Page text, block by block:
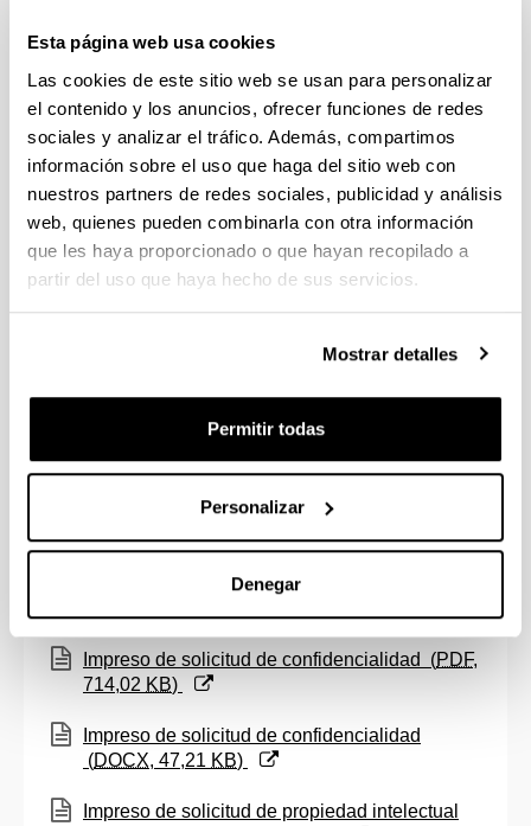
Esta página web usa cookies
Las cookies de este sitio web se usan para personalizar
el contenido y los anuncios, ofrecer funciones de redes
sociales y analizar el tráfico. Además, compartimos
información sobre el uso que haga del sitio web con
nuestros partners de redes sociales, publicidad y análisis
web, quienes pueden combinarla con otra información
que les haya proporcionado o que hayan recopilado a
partir del uso que haya hecho de sus servicios.
Mostrar detalles
Permitir todas
Personalizar
Denegar
Normativa de la UPV/EHU sobre Trabajos Fin
de Grado
Normativa de la ZTF-FCT
(Abre una nueva ventana)
Normativa de la ZTF-FCT sobre Trabajos Fin
de Grado(PDF, 4,96MB)
(Abre una nueva ventana)
Anexo III - Informe final de supervisión del
programa de intercambio( PDF
(Abre una nueva ventana)
Anexo III - Informe final de supervisión del
programa de intercambio(
(Abre una nueva ventana)
Impreso de solicitud de confidencialidad (PDF,
714,02 KB)
(Abre una nueva ventana)
Impreso de solicitud de confidencialidad
(DOCX, 47,21 KB)
(Abre una nueva ventana)
Impreso de solicitud de propiedad intelectual